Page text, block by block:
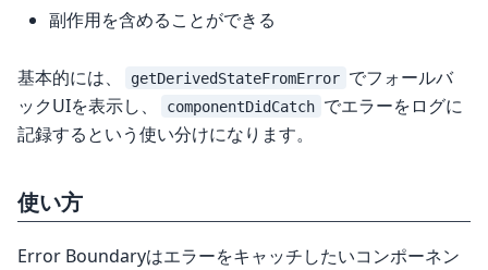
副作用を含めることができる
基本的には、 getDerivedStateFromError でフォールバ
ックUIを表示し、
componentDidCatch でエラーをログに
記録するという使い分けになります。
使い方
Error Boundaryはエラーをキャッチしたいコンポーネン